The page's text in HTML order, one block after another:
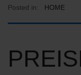
Posted in: HOME